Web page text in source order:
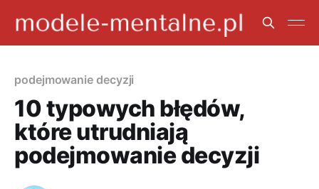
podejmowanie decyzji
10 typowych błędów,
które utrudniają
podejmowanie decyzji